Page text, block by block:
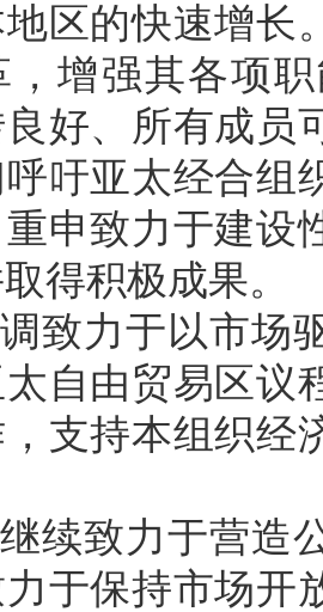
区的快速增长
，增强其各项
好、所有成员
吁亚太经合组
申致力于建设
得积极成果。
致力于以市场
自由贸易区议
支持本组织经
续致力于营造
于保持市场开